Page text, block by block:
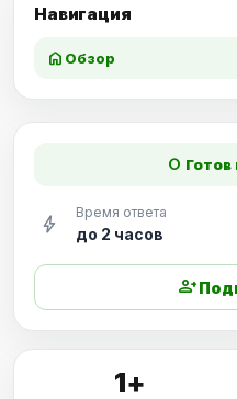
Навигация
home Обзор
fiber_manual_record Готов
bolt Время ответа
до 2 часов
person_add
1+